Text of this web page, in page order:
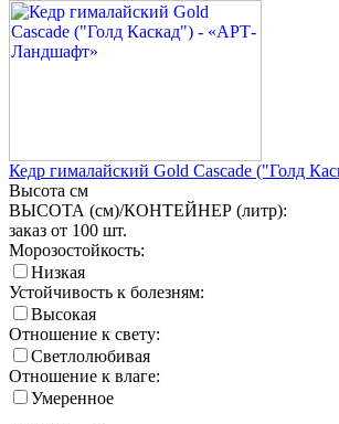
Кедр гималайский Gold Cascade ("Голд
Высота см
ВЫСОТА (см)/КОНТЕЙНЕР (литр):
заказ от 100 шт.
Морозостойкость:
Низкая
Устойчивость к болезням:
Высокая
Отношение к свету:
Светлолюбивая
Отношение к влаге:
Умеренное